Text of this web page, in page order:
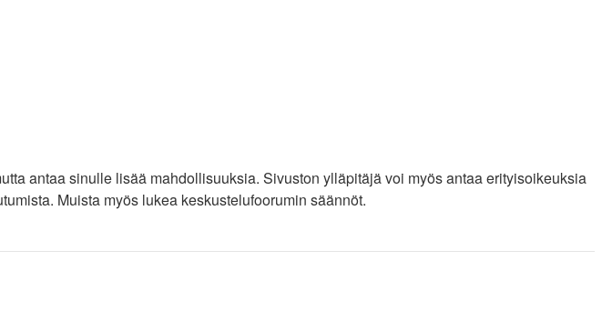
antaa sinulle lisää mahdollisuuksia. Sivuston ylläpitäjä voi myös antaa erityisoikeuksia
Muista myös lukea keskustelufoorumin säännöt.